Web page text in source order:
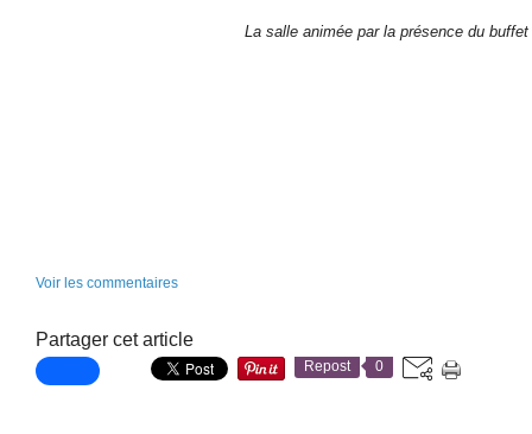
La salle animée par la présence du
Voir les commentaires
Partager cet article
Repost 0